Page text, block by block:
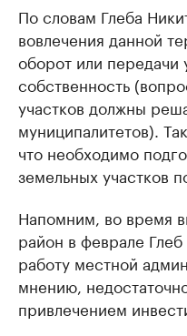
По словам Глеба
вовлечения данной
оборот или передачи
собственность
участков должны
муниципалитетов).
что необходимо
земельных участков
Напомним, во время
район в феврале
работу местной
мнению,
привлечением